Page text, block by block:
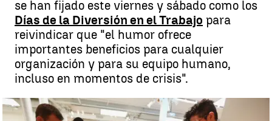
se han fijado este viernes y sábado como los
Días de la Diversión en el Trabajo para
reivindicar que "el humor ofrece
importantes beneficios para cualquier
organización y para su equipo humano,
incluso en momentos de crisis".